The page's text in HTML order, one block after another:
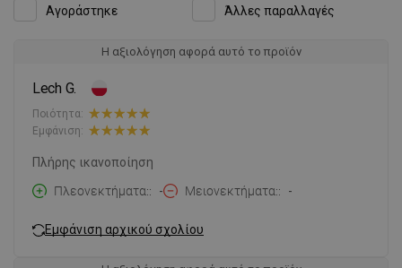
Αγοράστηκε Άλλες παραλλαγές
Η αξιολόγηση αφορά αυτό το προϊόν
Lech G.
Ποιότητα:
Εμφάνιση:
Πλήρης ικανοποίηση
Πλεονεκτήματα:
- Μειονεκτήματα: -
Εμφάνιση αρχικού σχολίου